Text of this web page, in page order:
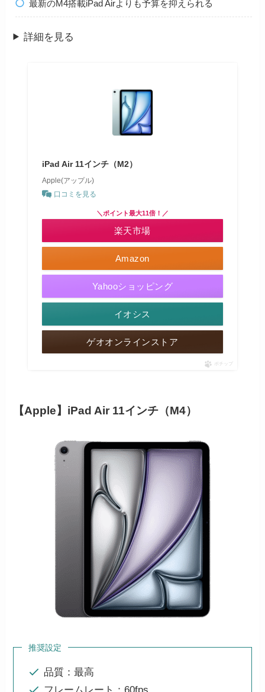
最新のM4搭載iPad Airよりも予算を抑えられる
詳細を見る
iPad Air 11インチ（M2）
Apple(アップル)
口コミを見る
Amazon
＼ポイント最大11倍！／
楽天市場
Yahooショッピング
イオシス
ゲオオンラインストア
ポチップ
【Apple】iPad Air 11インチ（M4）
推奨設定
品質：最高
フレームレート：60fps